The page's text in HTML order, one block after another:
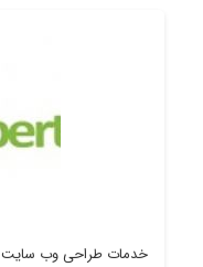
خدمات طراحی وب سایت